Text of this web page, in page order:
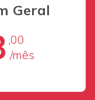
Geral
,00
/mês